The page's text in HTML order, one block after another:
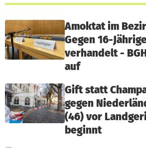
Amoktat im
Gegen 16-
verhandelt -
auf
Gift statt
gegen
(46) vor
beginnt